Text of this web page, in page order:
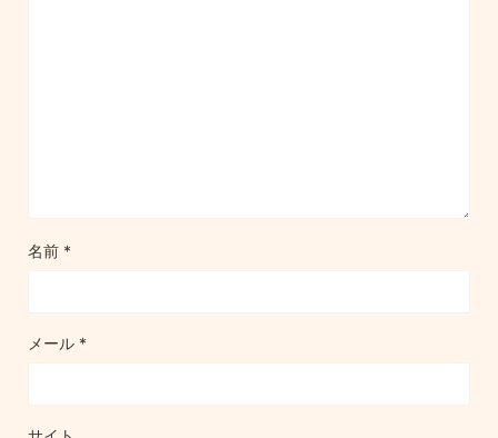
名前 *
メール *